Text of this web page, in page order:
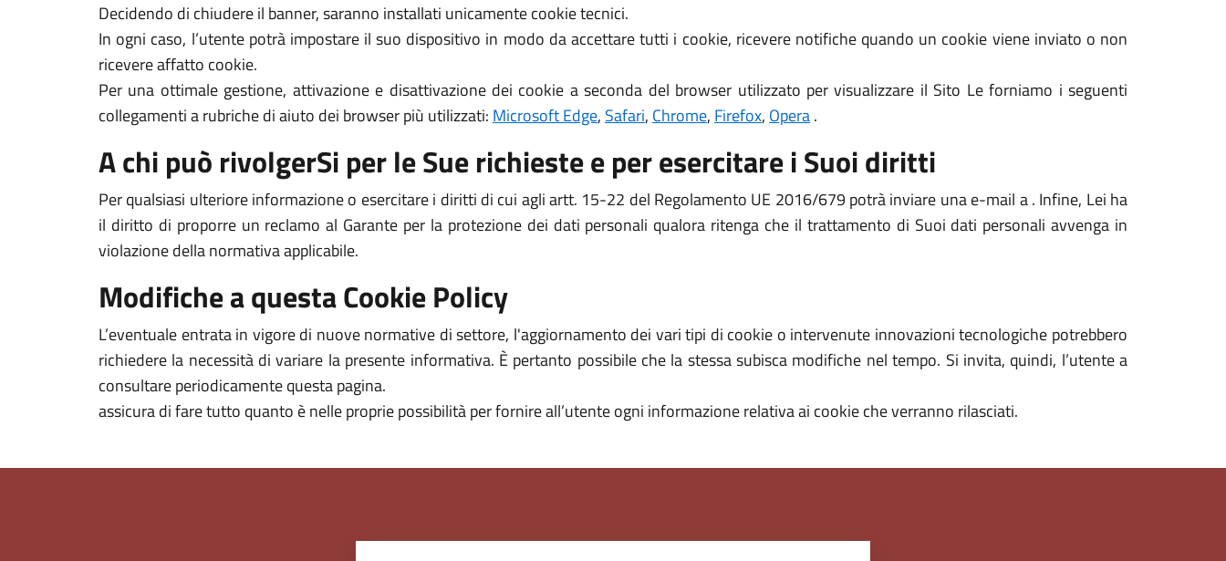
Decidendo di chiudere il banner, saranno installati unicamente cookie tecnici.
In ogni caso, l’utente potrà impostare il suo dispositivo in modo da accettare tutti i cookie, ricevere notifiche quando un cookie viene inviato o non
ricevere affatto cookie.
Per una ottimale gestione, attivazione e disattivazione dei cookie a seconda del browser utilizzato per visualizzare il Sito Le forniamo i seguenti
collegamenti a rubriche di aiuto dei browser più utilizzati: Microsoft Edge, Safari, Chrome, Firefox, Opera.
A chi può rivolgerSi per le Sue richieste e per esercitare i Suoi diritti
Per qualsiasi ulteriore informazione o esercitare i diritti di cui agli artt. 15-22 del Regolamento UE 2016/679 potrà inviare una e-mail a . Infine, Lei ha
il diritto di proporre un reclamo al Garante per la protezione dei dati personali qualora ritenga che il trattamento di Suoi dati personali avvenga in
violazione della normativa applicabile.
Modifiche a questa Cookie Policy
L’eventuale entrata in vigore di nuove normative di settore, l'aggiornamento dei vari tipi di cookie o intervenute innovazioni tecnologiche potrebbero
richiedere la necessità di variare la presente informativa. È pertanto possibile che la stessa subisca modifiche nel tempo. Si invita, quindi, l’utente a
consultare periodicamente questa pagina.
assicura di fare tutto quanto è nelle proprie possibilità per fornire all’utente ogni informazione relativa ai cookie che verranno rilasciati.